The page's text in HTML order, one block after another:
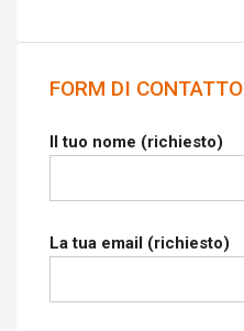
FORM DI CONTATTO
Il tuo nome (richiesto)
La tua email (richiesto)